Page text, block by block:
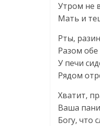
Утром не
Мать и
Рты,
Разом обе
У печи
Рядом
Хватит,
Ваша
Богу, что